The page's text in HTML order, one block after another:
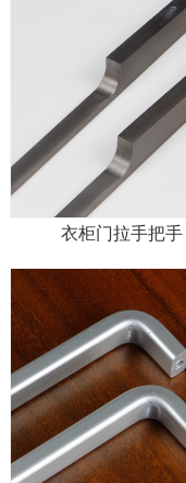
衣柜门拉手把手